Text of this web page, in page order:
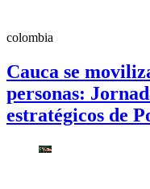
colombia
Cauca se
personas:
estratégicos de